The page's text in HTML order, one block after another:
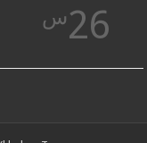
26س